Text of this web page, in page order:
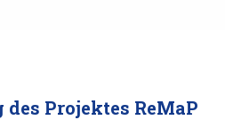
Projektes ReMaP